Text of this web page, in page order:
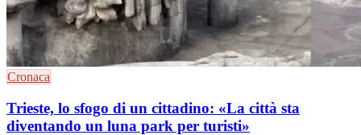
Cronaca
Trieste, lo sfogo di un cittadino: «La città sta
diventando un luna park per turisti»